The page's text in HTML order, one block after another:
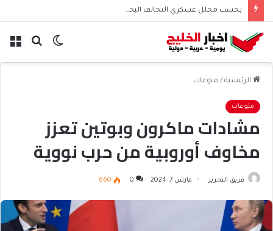
بحث الوضع
الرئيسية / منوعات
منوعات
مشادات ماكرون وبوتين تعزز
مخاوف أوروبية من حرب نووية
فريق التحرير مارس 7, 2024 0
660